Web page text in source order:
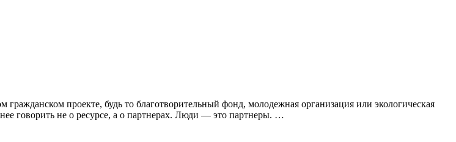
проекте, будь то благотворительный фонд, молодежная организация или экологическая
говорить не о ресурсе, а о партнерах. Люди — это партнеры. …